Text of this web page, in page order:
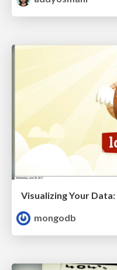
mongodb